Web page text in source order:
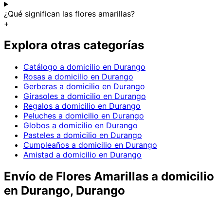
¿Qué significan las flores amarillas?
+
Explora otras categorías
Catálogo a domicilio en Durango
Rosas a domicilio en Durango
Gerberas a domicilio en Durango
Girasoles a domicilio en Durango
Regalos a domicilio en Durango
Peluches a domicilio en Durango
Globos a domicilio en Durango
Pasteles a domicilio en Durango
Cumpleaños a domicilio en Durango
Amistad a domicilio en Durango
Envío de Flores Amarillas a domicilio
en Durango, Durango